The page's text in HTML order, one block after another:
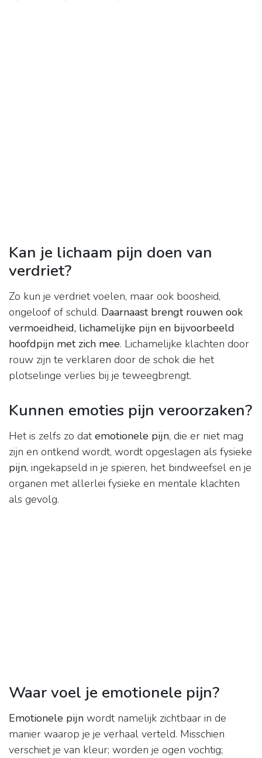
Kan je lichaam pijn doen van
verdriet?
Zo kun je verdriet voelen, maar ook boosheid,
ongeloof of schuld. Daarnaast brengt rouwen ook
vermoeidheid, lichamelijke pijn en bijvoorbeeld
hoofdpijn met zich mee. Lichamelijke klachten door
rouw zijn te verklaren door de schok die het
plotselinge verlies bij je teweegbrengt.
Kunnen emoties pijn veroorzaken?
Het is zelfs zo datemotionele pijn, die er niet mag
zijn en ontkend wordt, wordt opgeslagen als fysieke
pijn, ingekapseld in je spieren, het bindweefsel en je
organen met allerlei fysieke en mentale klachten
als gevolg.
Waar voel je emotionele pijn?
Emotionele pijn wordt namelijk zichtbaar in de
manier waarop je je verhaal verteld. Misschien
verschiet je van kleur; worden je ogen vochtig;